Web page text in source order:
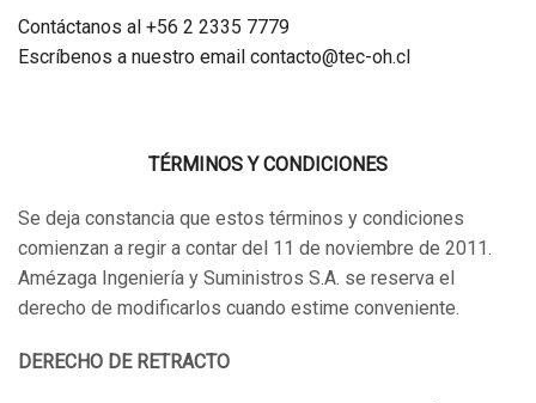
Contáctanos al +56 2 2335 7779
Escrí­benos a nuestro email contacto@tec-oh.cl
TÉRMINOS Y CONDICIONES
Se deja constancia que estos términos y condiciones
comienzan a regir a contar del 11 de noviembre de 2011.
Amézaga Ingeniería y Suministros S.A. se reserva el
derecho de modificarlos cuando estime conveniente.
DERECHO DE RETRACTO